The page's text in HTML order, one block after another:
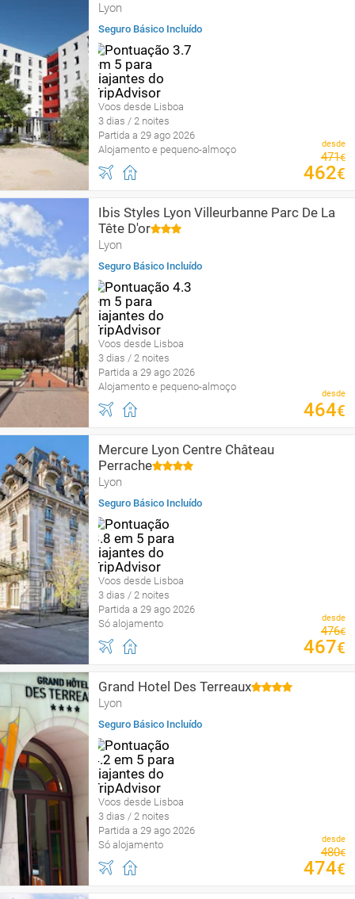
Lyon
Seguro Básico Incluído
Voos desde Lisboa
3 dias / 2 noites
Partida a 29 ago 2026
Alojamento e pequeno-almoço
desde
471€
462€
Ibis Styles Lyon Villeurbanne Parc De La
Tête D'or
Lyon
Seguro Básico Incluído
Voos desde Lisboa
3 dias / 2 noites
Partida a 29 ago 2026
Alojamento e pequeno-almoço
desde
464€
Mercure Lyon Centre Château
Perrache
Lyon
Seguro Básico Incluído
Voos desde Lisboa
3 dias / 2 noites
Partida a 29 ago 2026
Só alojamento
desde
476€
467€
Grand Hotel Des Terreaux
Lyon
Seguro Básico Incluído
Voos desde Lisboa
3 dias / 2 noites
Partida a 29 ago 2026
Só alojamento
desde
480€
474€